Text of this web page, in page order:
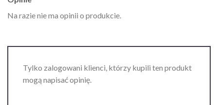
Na razie nie ma opinii o produkcie.
Tylko zalogowani klienci, którzy kupili ten produkt
mogą napisać opinię.